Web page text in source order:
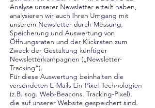
Analyse unserer Newsletter erteilt haben,
analysieren wir auch Ihren Umgang mit
unserem Newsletter durch Messung,
Speicherung und Auswertung von
Öffnungsraten und der Klickraten zum
Zweck der Gestaltung künftiger
Newsletterkampagnen („Newsletter-
Tracking“).
Für diese Auswertung beinhalten die
versendeten E-Mails Ein-Pixel-Technologien
(z.B. sog. Web-Beacons, Tracking-Pixel),
die auf unserer Website gespeichert sind.